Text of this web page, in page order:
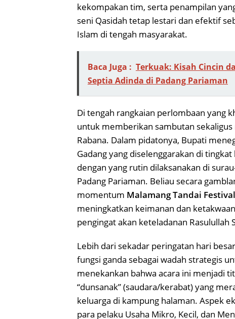
kekompakan tim, serta penampilan
seni Qasidah tetap lestari dan efektif
Islam di tengah masyarakat.
Baca Juga : Terkuak: Kisah Cincin
Septia Adinda di Padang Pariaman
Di tengah rangkaian perlombaan yang
untuk memberikan sambutan
Rabana. Dalam pidatonya, Bupati
Gadang yang diselenggarakan di
dengan yang rutin dilaksanakan di
Padang Pariaman. Beliau secara
momentum Malamang Tandai
meningkatkan keimanan dan
pengingat akan keteladanan Rasulullah
Lebih dari sekadar peringatan hari
fungsi ganda sebagai wadah strategis
menekankan bahwa acara ini menjadi
“dunsanak” (saudara/kerabat) yang
keluarga di kampung halaman. Aspek
para pelaku Usaha Mikro, Kecil, dan